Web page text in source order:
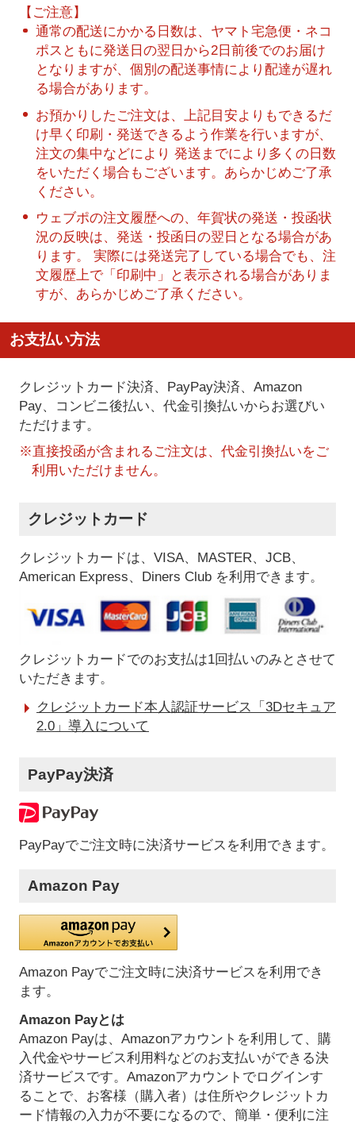
【ご注意】
通常の配送にかかる日数は、ヤマト宅急便・ネコ
ポスともに発送日の翌日から2日前後でのお届け
となりますが、個別の配送事情により配達が遅れ
る場合があります。
お預かりしたご注文は、上記目安よりもできるだ
け早く印刷・発送できるよう作業を行いますが、
注文の集中などにより 発送までにより多くの日数
をいただく場合もございます。あらかじめご了承
ください。
ウェブポの注文履歴への、年賀状の発送・投函状
況の反映は、発送・投函日の翌日となる場合があ
ります。 実際には発送完了している場合でも、注
文履歴上で「印刷中」と表示される場合がありま
すが、あらかじめご了承ください。
お支払い方法
クレジットカード決済、PayPay決済、Amazon
Pay、コンビニ後払い、代金引換払いからお選びい
ただけます。
※直接投函が含まれるご注文は、代金引換払いをご
利用いただけません。
クレジットカード
クレジットカードは、VISA、MASTER、JCB、
American Express、Diners Club を利用できます。
クレジットカードでのお支払は1回払いのみとさせて
いただきます。
クレジットカード本人認証サービス「3Dセキュア
2.0」導入について
PayPay決済
PayPayでご注文時に決済サービスを利用できます。
Amazon Pay
Amazon Payでご注文時に決済サービスを利用でき
ます。
Amazon Payとは
Amazon Payは、Amazonアカウントを利用して、購
入代金やサービス利用料などのお支払いができる決
済サービスです。Amazonアカウントでログインす
ることで、お客様（購入者）は住所やクレジットカ
ード情報の入力が不要になるので、簡単・便利に注